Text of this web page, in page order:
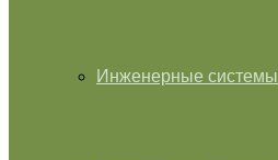
Инженерные системы